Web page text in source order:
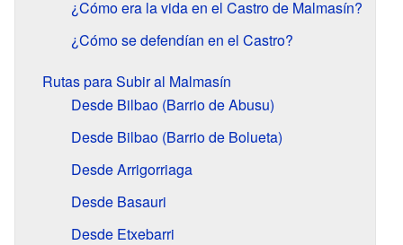
¿Cómo era la vida en el Castro de Malmasín?
¿Cómo se defendían en el Castro?
Rutas para Subir al Malmasín
Desde Bilbao (Barrio de Abusu)
Desde Bilbao (Barrio de Bolueta)
Desde Arrigorriaga
Desde Basauri
Desde Etxebarri